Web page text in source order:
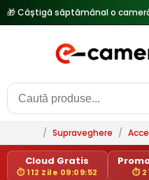
/ Supraveghere /
Cloud Gratis
⏱ 112 Zile 09:09:52 ⏱